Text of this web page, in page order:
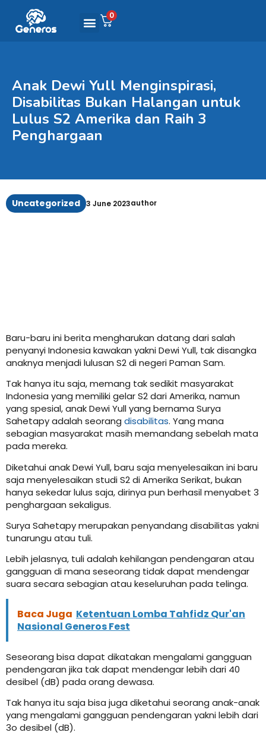
0
Anak Dewi Yull Menginspirasi,
Disabilitas Bukan Halangan untuk
Lulus S2 Amerika dan Raih 3
Penghargaan
Uncategorized 3 June 2023author
Baru-baru ini berita mengharukan datang dari salah
penyanyi Indonesia kawakan yakni Dewi Yull, tak disangka
anaknya menjadi lulusan S2 di negeri Paman Sam.
Tak hanya itu saja, memang tak sedikit masyarakat
Indonesia yang memiliki gelar S2 dari Amerika, namun
yang spesial, anak Dewi Yull yang bernama Surya
Sahetapy adalah seorang disabilitas. Yang mana
sebagian masyarakat masih memandang sebelah mata
pada mereka.
Diketahui anak Dewi Yull, baru saja menyelesaikan ini baru
saja menyelesaikan studi S2 di Amerika Serikat, bukan
hanya sekedar lulus saja, dirinya pun berhasil menyabet 3
penghargaan sekaligus.
Surya Sahetapy merupakan penyandang disabilitas yakni
tunarungu atau tuli.
Lebih jelasnya, tuli adalah kehilangan pendengaran atau
gangguan di mana seseorang tidak dapat mendengar
suara secara sebagian atau keseluruhan pada telinga.
Baca Juga Ketentuan Lomba Tahfidz Qur'an
Nasional Generos Fest
Seseorang bisa dapat dikatakan mengalami gangguan
pendengaran jika tak dapat mendengar lebih dari 40
desibel (dB) pada orang dewasa.
Tak hanya itu saja bisa juga diketahui seorang anak-anak
yang mengalami gangguan pendengaran yakni lebih dari
3o desibel (dB).